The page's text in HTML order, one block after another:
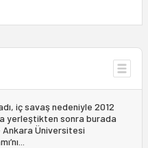
iç savaş nedeniyle 2012
yerleştikten sonra burada
Ankara Üniversitesi